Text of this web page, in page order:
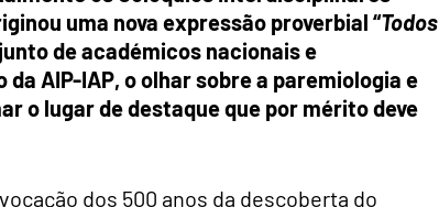
uma nova expressão proverbial “Todos
de académicos nacionais e
AIP-IAP, o olhar sobre a paremiologia e
o lugar de destaque que por mérito deve
dos 500 anos da descoberta do